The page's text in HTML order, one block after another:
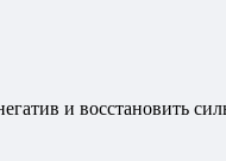
и восстановить